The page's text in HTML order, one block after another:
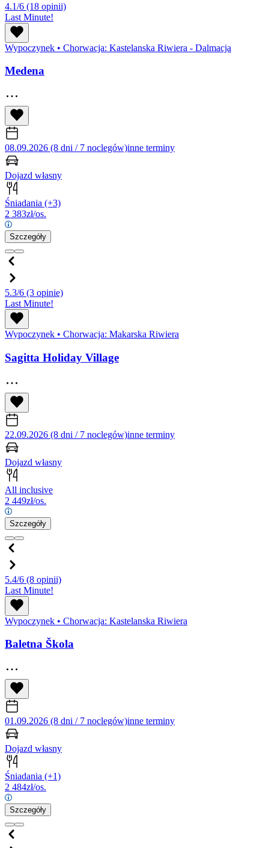
4.1/6 (18 opinii)
Last Minute!
Wypoczynek • Chorwacja: Kastelanska Riwiera - Dalmacja
Medena
08.09.2026 (8 dni / 7 noclegów)inne terminy
Dojazd własny
Śniadania (+3)
2 383zł/os.
Szczegóły
5.3/6 (3 opinie)
Last Minute!
Wypoczynek • Chorwacja: Makarska Riwiera
Sagitta Holiday Village
22.09.2026 (8 dni / 7 noclegów)inne terminy
Dojazd własny
All inclusive
2 449zł/os.
Szczegóły
5.4/6 (8 opinii)
Last Minute!
Wypoczynek • Chorwacja: Kastelanska Riwiera
Baletna Škola
01.09.2026 (8 dni / 7 noclegów)inne terminy
Dojazd własny
Śniadania (+1)
2 484zł/os.
Szczegóły